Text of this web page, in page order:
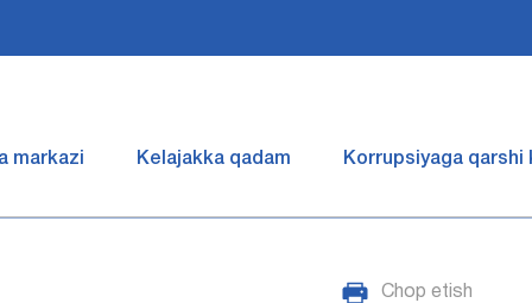
markazi Kelajakka qadam Korrupsiyaga qarshi
Chop etish